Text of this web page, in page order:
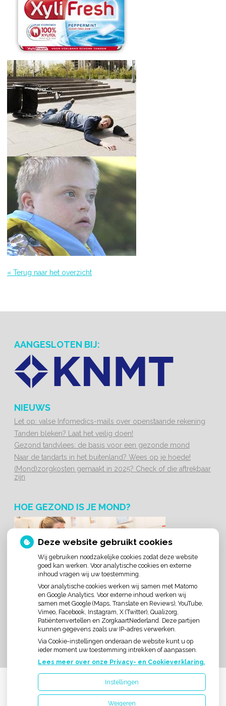
« Terug naar het overzicht
AANGESLOTEN BIJ:
NIEUWS
Let op: valse Infomedics-mails over openstaande rekening
Tanden bleken? Laat het veilig doen!
Gezond tandvlees: de basis voor een gezonde mond
Naar de tandarts in het buitenland? Wees op je hoede!
(Mond)zorgkosten gemaakt in 2025? Check of die aftrekbaar
zijn
HOE GEZOND IS JE MOND?
Uw Zorg Online|Beheer
Deze website gebruikt cookies
Wij gebruiken noodzakelijke cookies zodat deze website
goed kan werken. Voor analytische cookies en externe
inhoud vragen wij uw toestemming.
Voor analytische cookies werken wij samen met Matomo
en Google Analytics. Voor externe inhoud werken wij
samen met Google (Maps, Translate en Reviews), YouTube,
Vimeo, Facebook, Instagram, X (Twitter), Qualizorg,
Patiëntenvertellen en ZorgkaartNederland. Deze partijen
kunnen gegevens zoals uw IP-adres verwerken.
Via Cookie-instellingen onderaan de website kunt u op
ieder moment uw toestemming intrekken of aanpassen.
Lees meer over onze Privacy- en Cookieverklaring.
Instellingen
Weigeren